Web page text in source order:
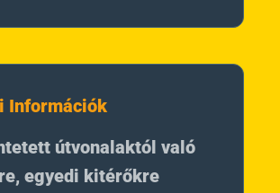
Információk
útvonalaktól való
egyedi kitérőkre